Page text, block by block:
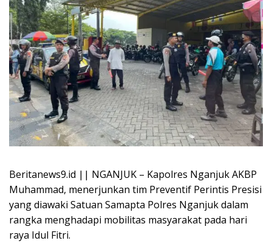
Beritanews9.id || NGANJUK – Kapolres Nganjuk AKBP
Muhammad, menerjunkan tim Preventif Perintis Presisi
yang diawaki Satuan Samapta Polres Nganjuk dalam
rangka menghadapi mobilitas masyarakat pada hari
raya Idul Fitri.